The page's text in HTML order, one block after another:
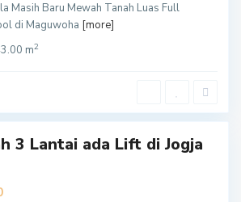
Masih Baru Mewah Tanah Luas Full
di Maguwoha [more]
m2
3 Lantai ada Lift di Jogja